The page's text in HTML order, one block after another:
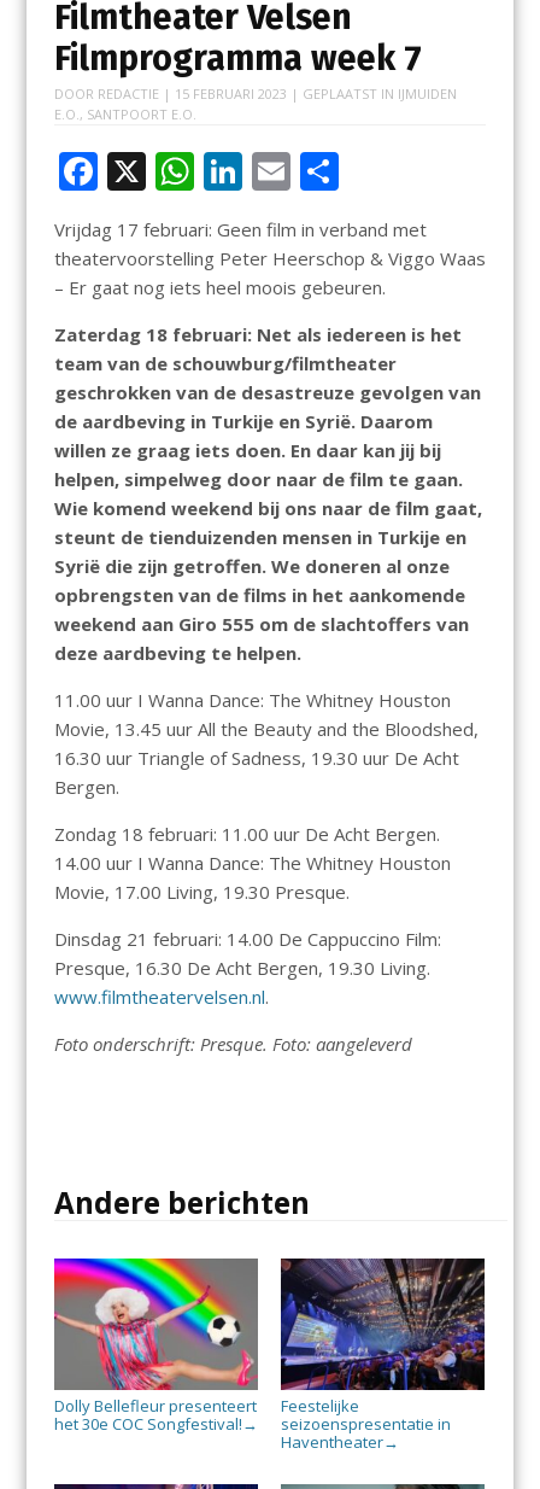
Filmtheater Velsen
Filmprogramma week 7
DOOR REDACTIE | 15 FEBRUARI 2023 | GEPLAATST IN IJMUIDEN
E.O. , SANTPOORT E.O.
F
e
b
o
o
k
X W
at
s
A
p
p
Li
k
e
dI
n
E
ai
l
D
el
e
n
Vrijdag 17 februari: Geen film in verband met
theatervoorstelling Peter Heerschop & Viggo Waas
– Er gaat nog iets heel moois gebeuren.
Zaterdag 18 februari: Net als iedereen is het
team van de schouwburg/filmtheater
geschrokken van de desastreuze gevolgen van
de aardbeving in Turkije en Syrië. Daarom
willen ze graag iets doen. En daar kan jij bij
helpen, simpelweg door naar de film te gaan.
Wie komend weekend bij ons naar de film gaat,
steunt de tienduizenden mensen in Turkije en
Syrië die zijn getroffen. We doneren al onze
opbrengsten van de films in het aankomende
weekend aan Giro 555 om de slachtoffers van
deze aardbeving te helpen.
11.00 uur I Wanna Dance: The Whitney Houston
Movie, 13.45 uur All the Beauty and the Bloodshed,
16.30 uur Triangle of Sadness, 19.30 uur De Acht
Bergen.
Zondag 18 februari: 11.00 uur De Acht Bergen.
14.00 uur I Wanna Dance: The Whitney Houston
Movie, 17.00 Living, 19.30 Presque.
Dinsdag 21 februari: 14.00 De Cappuccino Film:
Presque, 16.30 De Acht Bergen, 19.30 Living.
www.filmtheatervelsen.nl.
Foto onderschrift: Presque. Foto: aangeleverd
Andere berichten
Dolly Bellefleur presenteert
het 30e COC Songfestival! →
Feestelijke
seizoenspresentatie in
Haventheater→